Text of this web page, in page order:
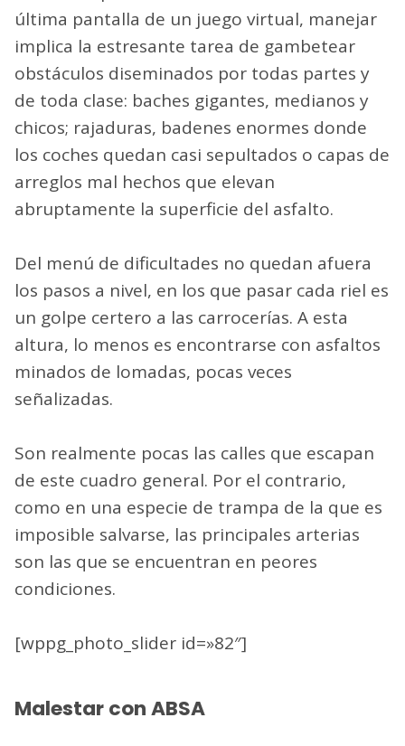
última pantalla de un juego virtual, manejar
implica la estresante tarea de gambetear
obstáculos diseminados por todas partes y
de toda clase: baches gigantes, medianos y
chicos; rajaduras, badenes enormes donde
los coches quedan casi sepultados o capas de
arreglos mal hechos que elevan
abruptamente la superficie del asfalto.
Del menú de dificultades no quedan afuera
los pasos a nivel, en los que pasar cada riel es
un golpe certero a las carrocerías. A esta
altura, lo menos es encontrarse con asfaltos
minados de lomadas, pocas veces
señalizadas.
Son realmente pocas las calles que escapan
de este cuadro general. Por el contrario,
como en una especie de trampa de la que es
imposible salvarse, las principales arterias
son las que se encuentran en peores
condiciones.
[wppg_photo_slider id=»82″]
Malestar con ABSA